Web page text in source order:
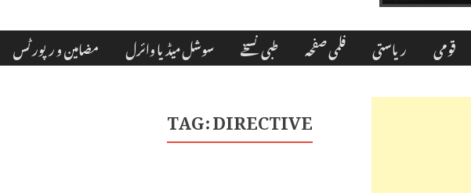
قومی ریاستی فلمی صفحہ طبی نسخے سوشل میڈیا وائرل مضامین و رپورٹس
TAG:DIRECTIVE